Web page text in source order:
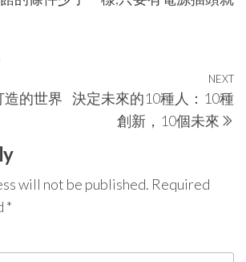
造的世界
NEXT
決定未來的10種人：10種
創新，10個未來
will not be published. Required
*